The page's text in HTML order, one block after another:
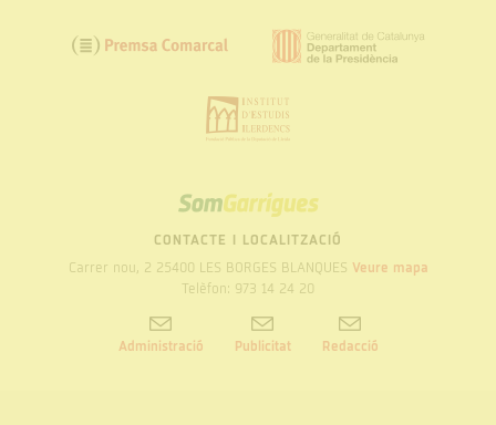
SOM
GARRIGUES
CONTACTE I LOCALITZACIÓ
Carrer nou, 2 25400 LES BORGES BLANQUES Veure mapa
Telèfon: 973 14 24 20
Administració Publicitat Redacció